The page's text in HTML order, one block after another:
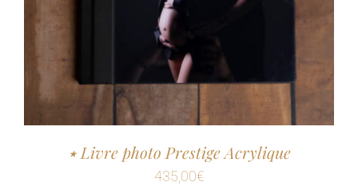
٭ Livre photo Prestige Acrylique
435,00€